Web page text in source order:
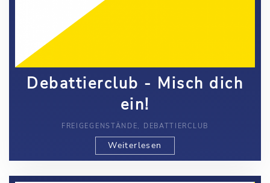
Debattierclub - Misch dich
ein!
FREIGEGENSTÄNDE, DEBATTIERCLUB
Weiterlesen